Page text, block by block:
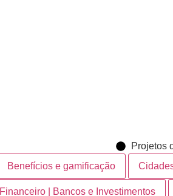
Projetos
Benefícios e gamificação
Financeiro | Bancos e Investimentos